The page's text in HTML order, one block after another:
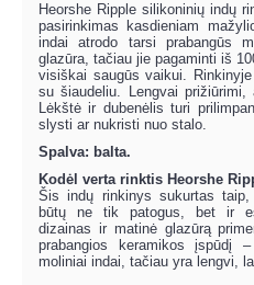
Heorshe Ripple silikoninių indų
pasirinkimas kasdieniam
indai atrodo tarsi prabangūs
glazūra, tačiau jie pagaminti iš
visiškai saugūs vaikui.
su šiaudeliu. Lengvai
Lėkštė ir dubenėlis turi
slysti ar nukristi nuo stalo.
Spalva: balta.
Kodėl verta rinktis Heorshe
Šis indų rinkinys sukurtas
būtų ne tik patogus, bet ir
dizainas ir matinė glazūrą
prabangios keramikos įspūdį
moliniai indai, tačiau yra lengvi,